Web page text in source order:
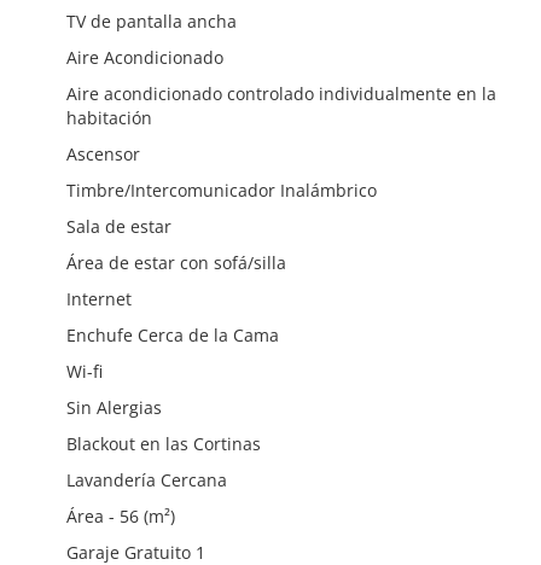
TV de pantalla ancha
Aire Acondicionado
Aire acondicionado controlado individualmente en la
habitación
Ascensor
Timbre/Intercomunicador Inalámbrico
Sala de estar
Área de estar con sofá/silla
Internet
Enchufe Cerca de la Cama
Wi-fi
Sin Alergias
Blackout en las Cortinas
Lavandería Cercana
Área - 56 (m²)
Garaje Gratuito 1